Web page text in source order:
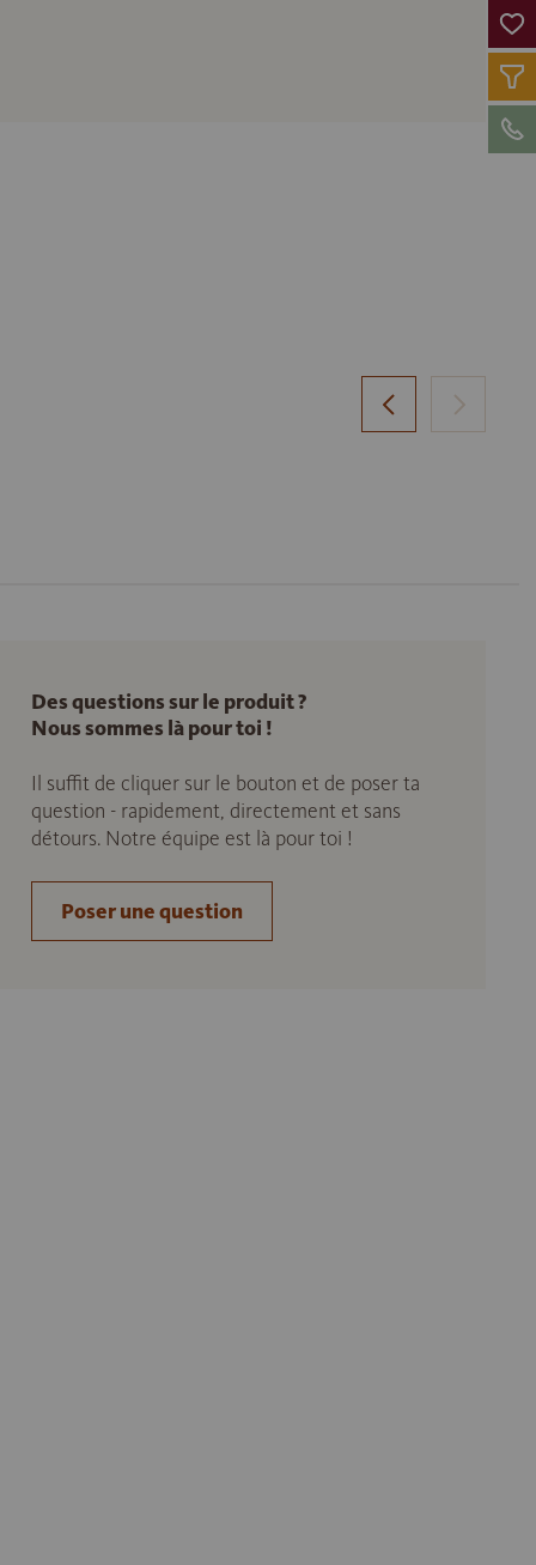
Des questions sur le produit ?
Nous sommes là pour toi !
Il suffit de cliquer sur le bouton et de poser ta
question - rapidement, directement et sans
détours. Notre équipe est là pour toi !
Poser une question